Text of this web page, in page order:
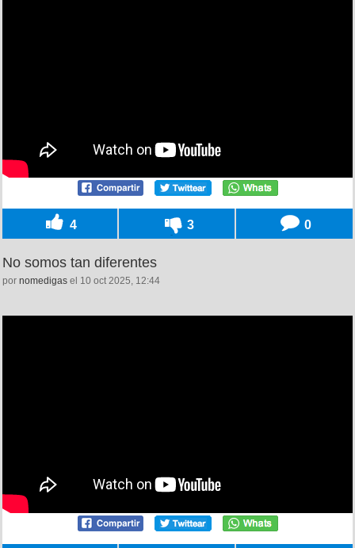
4 3 0
No somos tan diferentes
por nomedigas el 10 oct 2025, 12:44